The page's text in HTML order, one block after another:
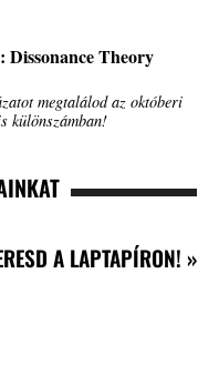
Theory
megtalálod az októberi
különszámban!
A LAPTAPÍRON! »